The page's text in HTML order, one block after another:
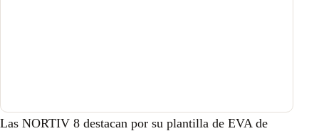
Las NORTIV 8 destacan por su plantilla de EVA de